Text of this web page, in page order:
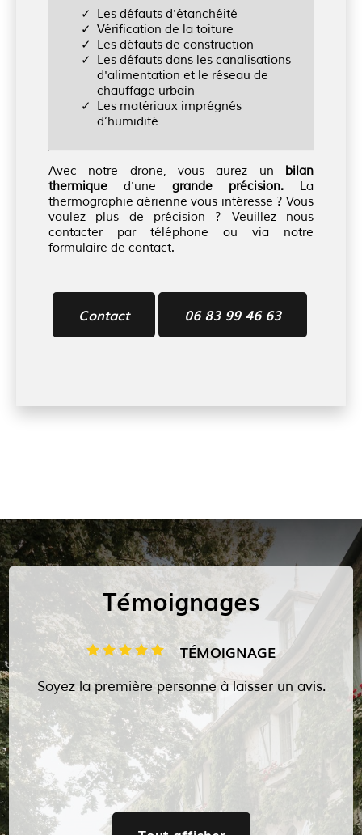
Les défauts d'étanchéité
Vérification de la toiture
Les défauts de construction
Les défauts dans les canalisations
d'alimentation et le réseau de
chauffage urbain
Les matériaux imprégnés
d’humidité
Avec notre drone, vous aurez un bilan
thermique d'une grande précision. La
thermographie aérienne vous intéresse ? Vous
voulez plus de précision ? Veuillez nous
contacter par téléphone ou via notre
formulaire de contact.
Contact 06 83 99 46 63
Témoignages
TÉMOIGNAGE
Soyez la première personne à laisser un avis.